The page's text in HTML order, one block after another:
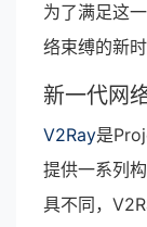
为了满足这
络束缚的新
新一代网
V2Ray是
提供一系列
具不同，